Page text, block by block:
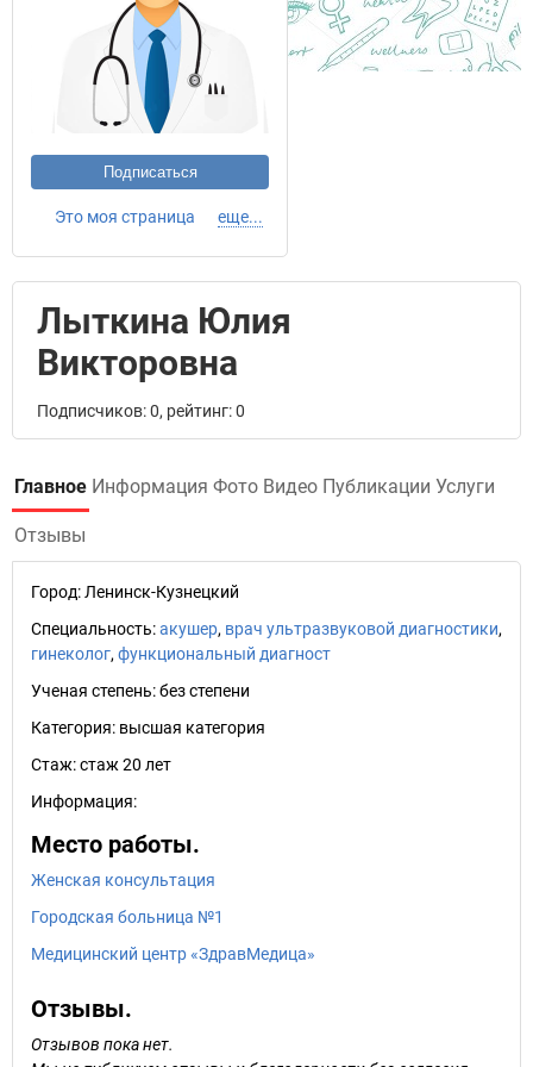
Подписаться
Это моя страница еще...
Лыткина Юлия
Викторовна
Подписчиков: 0, рейтинг: 0
Главное Информация Фото Видео Публикации Услуги
Отзывы
Город: Ленинск-Кузнецкий
Специальность:акушер, врач ультразвуковой диагностики,
гинеколог, функциональный диагност
Ученая степень:без степени
Категория: высшая категория
Стаж:стаж 20 лет
Информация:
Место работы.
Женская консультация
Городская больница №1
Медицинский центр «ЗдравМедица»
Отзывы.
Отзывов пока нет.